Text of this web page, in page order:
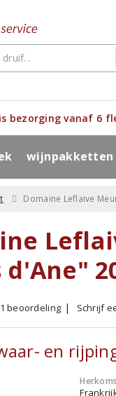
bezorging vanaf 6
wijnpakketten
Domaine Leflaive
d'Ane"
1 beoordeling Schrijf
en